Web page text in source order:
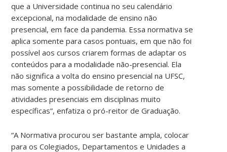
que a Universidade continua no seu calendário
excepcional, na modalidade de ensino não
presencial, em face da pandemia. Essa normativa se
aplica somente para casos pontuais, em que não foi
possível aos cursos criarem formas de adaptar os
conteúdos para a modalidade não-presencial. Ela
não significa a volta do ensino presencial na UFSC,
mas somente a possibilidade de retorno de
atividades presenciais em disciplinas muito
específicas”, enfatiza o pró-reitor de Graduação.
“A Normativa procurou ser bastante ampla, colocar
para os Colegiados, Departamentos e Unidades a